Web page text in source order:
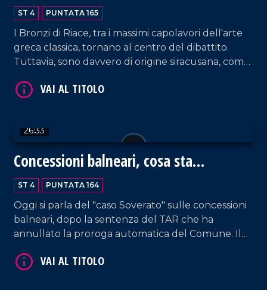
ST 4 PUNTATA 165
I Bronzi di Riace, tra i massimi capolavori dell'arte
greca classica, tornano al centro del dibattito.
Tuttavia, sono davvero di origine siracusana, come
Argo, come afferma il professore Daniele Castrizio?
26:33
Concessioni balneari, cosa sta
accadendo
ST 4 PUNTATA 164
Oggi si parla del "caso Soverato" sulle concessioni
balneari, dopo la sentenza del TAR che ha
annullato la proroga automatica del Comune. Il
mentre Luca Manica, del Sindacato Balneari,
VAI AL TITOLO
VAI AL TITOLO